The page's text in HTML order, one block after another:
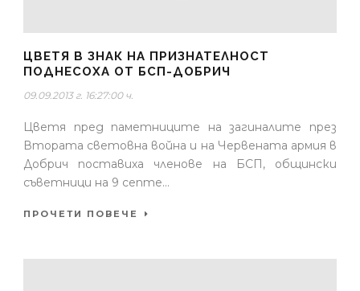
ЦВЕТЯ В ЗНАК НА ПРИЗНАТЕЛНОСТ
ПОДНЕСОХА ОТ БСП-ДОБРИЧ
09.09.2013 г. 16:27:00 ч.
Цветя пред паметниците на загиналите през
Втората световна война и на Червената армия в
Добрич поставиха членове на БСП, общински
съветници на 9 септе...
ПРОЧЕТИ ПОВЕЧЕ